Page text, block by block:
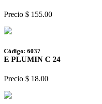
Precio $ 155.00
Código: 6037
E PLUMIN C 24
Precio $ 18.00